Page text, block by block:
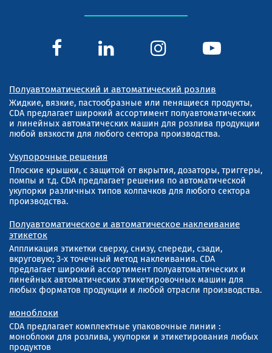
Полуавтоматический и автоматический розлив
Жидкие, вязкие, пастообразные или пенящиеся продукты,
CDA предлагает широкий ассортимент полуавтоматических
и линейных автоматических машин для розлива продукции
любой вязкости для любого сектора производства.
Укупорочные решения
Плоские крышки, с защитой от вкрытия, дозаторы, триггеры,
помпы и т.д. CDA предлагает решения по автоматической
укупорки различных типов колпачков для любого сектора
производства.
Полуавтоматическое и автоматическое наклеивание
этикеток
Аппликация этикетки сверху, снизу, спереди, сзади,
вкруговую; 3-х точечный метод наклеивания. CDA
предлагает широкий ассортимент полуавтоматических и
линейных автоматических этикетировочных машин для
любых форматов продукции и любой отрасли производства.
моноблоки
CDA предлагает комплектные упаковочные линии :
моноблоки для розлива, укупорки и этикетирования любых
продуктов